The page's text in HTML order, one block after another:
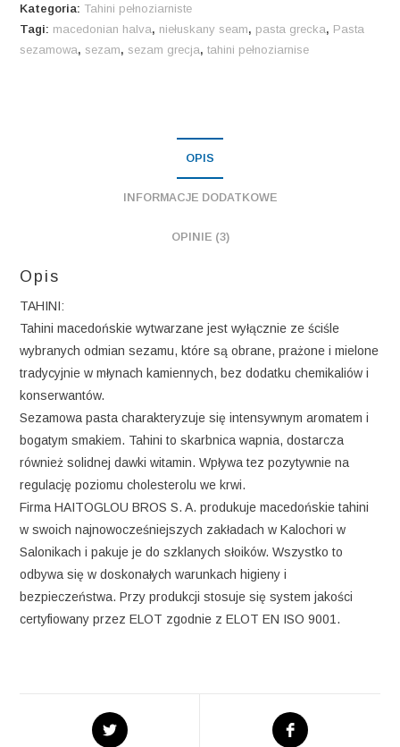
Kategoria: Tahini pełnoziarniste
Tagi: macedonian halva, niełuskany seam, pasta grecka, Pasta
sezamowa, sezam, sezam grecja,tahini pełnoziarnise
OPIS
INFORMACJE DODATKOWE
OPINIE (3)
Opis
TAHINI:
Tahini macedońskie wytwarzane jest wyłącznie ze ściśle
wybranych odmian sezamu, które są obrane, prażone i mielone
tradycyjnie w młynach kamiennych, bez dodatku chemikaliów i
konserwantów.
Sezamowa pasta charakteryzuje się intensywnym aromatem i
bogatym smakiem. Tahini to skarbnica wapnia, dostarcza
również solidnej dawki witamin. Wpływa tez pozytywnie na
regulację poziomu cholesterolu we krwi.
Firma HAITOGLOU BROS S. A. produkuje macedońskie tahini
w swoich najnowocześniejszych zakładach w Kalochori w
Salonikach i pakuje je do szklanych słoików. Wszystko to
odbywa się w doskonałych warunkach higieny i
bezpieczeństwa. Przy produkcji stosuje się system jakości
certyfiowany przez ELOT zgodnie z ELOT EN ISO 9001.
Opens
in
Opens
in